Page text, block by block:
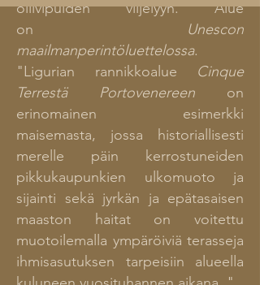
oliivipuiden viljelyyn. Alue
on Unescon
maailmanperintöluettelossa.
"Ligurian rannikkoalue Cinque
Terrestä
Portovenereen on
erinomainen esimerkki
maisemasta, jossa historiallisesti
merelle päin kerrostuneiden
pikkukaupunkien ulkomuoto ja
sijainti sekä jyrkän ja epätasaisen
maaston haitat on voitettu
muotoilemalla ympäröiviä terasseja
ihmisasutuksen tarpeisiin alueella